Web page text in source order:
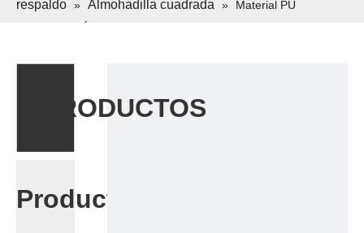
respaldo » Almohadilla cuadrada »
Material PU
PRODUCTOS
Productos